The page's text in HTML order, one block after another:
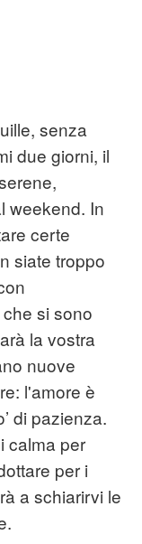
senza
due giorni, il
weekend. In
certe
siate troppo
si sono
la vostra
nuove
l'amore è
di pazienza.
calma per
per i
a schiarirvi le